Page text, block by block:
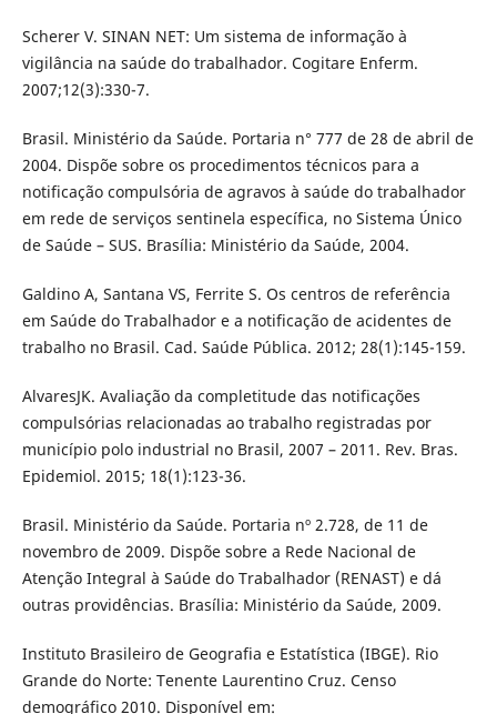
Scherer V. SINAN NET: Um sistema de informação à
vigilância na saúde do trabalhador. Cogitare Enferm.
2007;12(3):330-7.
Brasil. Ministério da Saúde. Portaria n° 777 de 28 de abril de
2004. Dispõe sobre os procedimentos técnicos para a
notificação compulsória de agravos à saúde do trabalhador
em rede de serviços sentinela específica, no Sistema Único
de Saúde – SUS. Brasília: Ministério da Saúde, 2004.
Galdino A, Santana VS, Ferrite S. Os centros de referência
em Saúde do Trabalhador e a notificação de acidentes de
trabalho no Brasil. Cad. Saúde Pública. 2012; 28(1):145-159.
AlvaresJK. Avaliação da completitude das notificações
compulsórias relacionadas ao trabalho registradas por
município polo industrial no Brasil, 2007 – 2011. Rev. Bras.
Epidemiol. 2015; 18(1):123-36.
Brasil. Ministério da Saúde. Portaria nº 2.728, de 11 de
novembro de 2009. Dispõe sobre a Rede Nacional de
Atenção Integral à Saúde do Trabalhador (RENAST) e dá
outras providências. Brasília: Ministério da Saúde, 2009.
Instituto Brasileiro de Geografia e Estatística (IBGE). Rio
Grande do Norte: Tenente Laurentino Cruz. Censo
demográfico 2010. Disponível em: